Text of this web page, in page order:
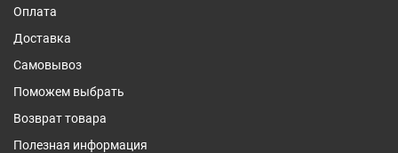
Оплата
Доставка
Самовывоз
Поможем выбрать
Возврат товара
Полезная информация